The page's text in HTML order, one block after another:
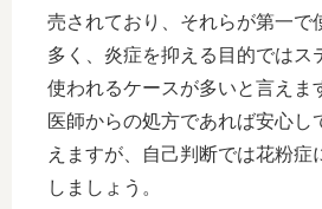
売されており、それらが第一で
多く、炎症を抑える目的ではス
使われるケースが多いと言えま
医師からの処方であれば安心し
えますが、自己判断では花粉症
しましょう。